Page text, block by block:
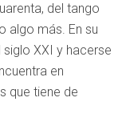
del tango
algo más. En su
XXI y hacerse
en
que tiene de